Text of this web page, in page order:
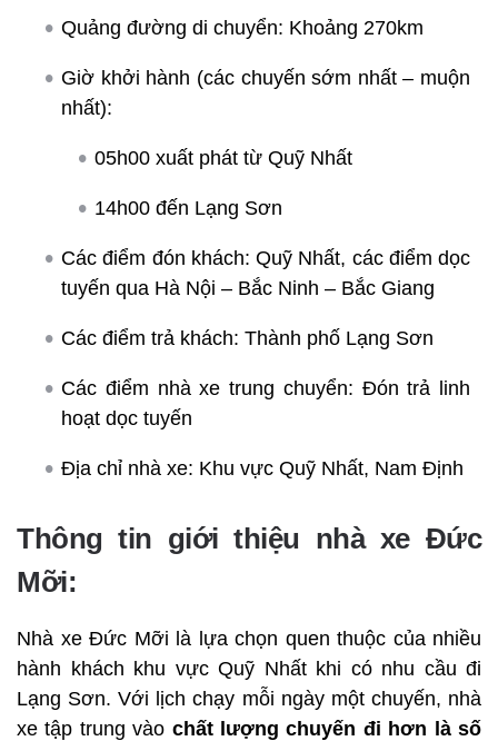
Quảng đường di chuyển: Khoảng 270km
Giờ khởi hành (các chuyến sớm nhất – muộn
nhất):
05h00 xuất phát từ Quỹ Nhất
14h00 đến Lạng Sơn
Các điểm đón khách: Quỹ Nhất, các điểm dọc
tuyến qua Hà Nội – Bắc Ninh – Bắc Giang
Các điểm trả khách: Thành phố Lạng Sơn
Các điểm nhà xe trung chuyển: Đón trả linh
hoạt dọc tuyến
Địa chỉ nhà xe: Khu vực Quỹ Nhất, Nam Định
Thông tin giới thiệu nhà xe Đức
Mỡi:
Nhà xe Đức Mỡi là lựa chọn quen thuộc của nhiều
hành khách khu vực Quỹ Nhất khi có nhu cầu đi
Lạng Sơn. Với lịch chạy mỗi ngày một chuyến, nhà
xe tập trung vào chất lượng chuyến đi hơn là số